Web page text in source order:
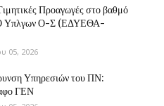
Προαγωγές στο βαθμό
Υπλγων Ο-Σ (ΕΔΥΕΘΑ-
05, 2026
Υπηρεσιών του ΠΝ:
ΓΕΝ